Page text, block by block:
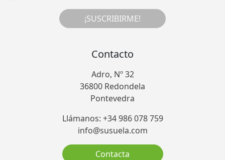
¡SUSCRIBIRME!
Contacto
Adro, Nº 32
36800 Redondela
Pontevedra
Llámanos: +34 986 078 759
info@susuela.com
Contacta